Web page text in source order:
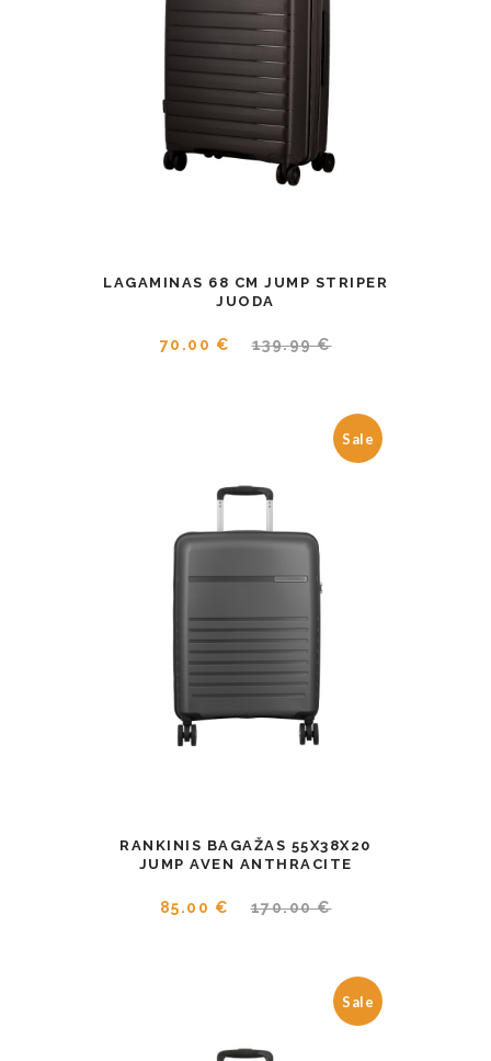
LAGAMINAS 68 CM JUMP STRIPER
JUODA
70.00 € 139.99 €
Sale
RANKINIS BAGAŽAS 55X38X20
JUMP AVEN ANTHRACITE
85.00 € 170.00 €
Sale